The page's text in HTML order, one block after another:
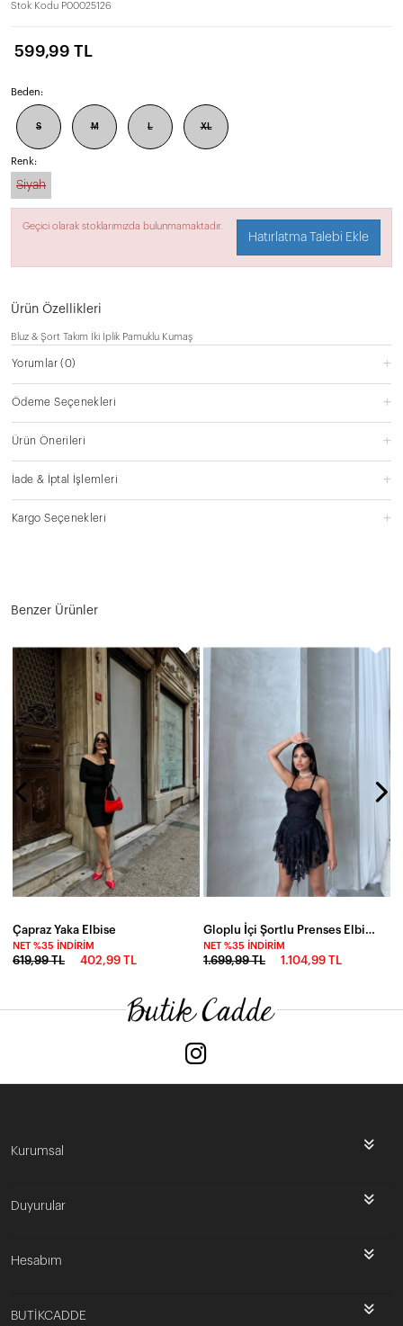
Stok Kodu P00025126
599,99 TL
Beden:
S M L XL
Renk:
Siyah
Geçici olarak stoklarımızda bulunmamaktadır.
Hatırlatma Talebi Ekle
Ürün Özellikleri
Bluz & Şort Takım İki İplik Pamuklu Kumaş
Yorumlar(0)
Ödeme Seçenekleri
Ürün Önerileri
İade & İptal İşlemleri
Kargo Seçenekleri
Benzer Ürünler
Çapraz Yaka Elbise
NET %35 İNDIRIM
619,99 TL 402,99 TL
Gloplu İçi Şortlu Prenses Elbise Siyah
NET %35 İNDIRIM
1.699,99 TL 1.104,99 TL
Kurumsal
Duyurular
Hesabım
BUTİKCADDE